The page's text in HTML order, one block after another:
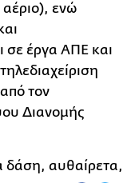
αέριο), ενώ
σε έργα ΑΠΕ και
τον
Διανομής